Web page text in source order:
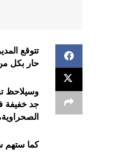
تتوقع
حار بكل
وسيلاحظ
جد خفيفة
الصحراوية،
كما ستهم